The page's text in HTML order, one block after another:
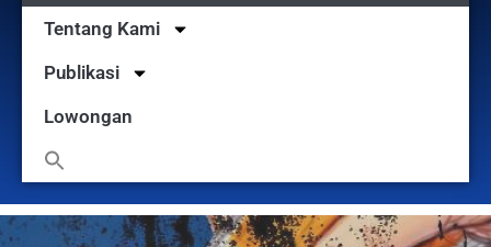
Tentang Kami
Publikasi
Lowongan